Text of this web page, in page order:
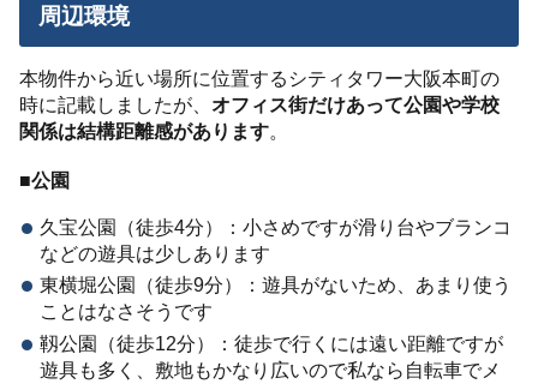
周辺環境
本物件から近い場所に位置するシティタワー大阪本町の
時に記載しましたが、 オフィス街だけあって公園や学校
関係は結構距離感があります。
■公園
久宝公園（徒歩4分）：小さめですが滑り台やブランコ
などの遊具は少しあります
東横堀公園（徒歩9分）：遊具がないため、あまり使う
ことはなさそうです
靱公園（徒歩12分）：徒歩で行くには遠い距離ですが
遊具も多く、敷地もかなり広いので私なら自転車でメ